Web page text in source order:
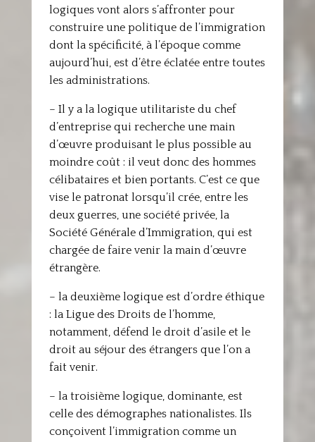
logiques vont alors s’affronter pour
construire une politique de l’immigration
dont la spécificité, à l’époque comme
aujourd’hui, est d’être éclatée entre toutes
les administrations.
– Il y a la logique utilitariste du chef
d’entreprise qui recherche une main
d’œuvre produisant le plus possible au
moindre coût : il veut donc des hommes
célibataires et bien portants. C’est ce que
vise le patronat lorsqu’il crée, entre les
deux guerres, une société privée, la
Société Générale d’Immigration, qui est
chargée de faire venir la main d’œuvre
étrangère.
– la deuxième logique est d’ordre éthique
: la Ligue des Droits de l’homme,
notamment, défend le droit d’asile et le
droit au séjour des étrangers que l’on a
fait venir.
– la troisième logique, dominante, est
celle des démographes nationalistes. Ils
conçoivent l’immigration comme un